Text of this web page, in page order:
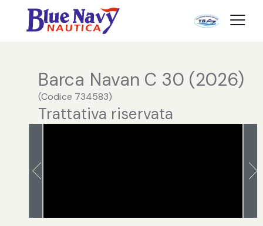
Barca Navan C 30 (2026)
(Codice 734583)
Trattativa riservata